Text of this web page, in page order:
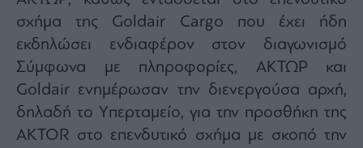
σχήμα της Goldair Cargo που έχει ήδη
εκδηλώσει ενδιαφέρον στον διαγωνισμό
Σύμφωνα με πληροφορίες, ΑΚΤΩΡ και
Goldair ενημέρωσαν την διενεργούσα αρχή,
δηλαδή το Yπερταμείο, για την προσθήκη της
AKTOR στο επενδυτικό σχήμα με σκοπό την